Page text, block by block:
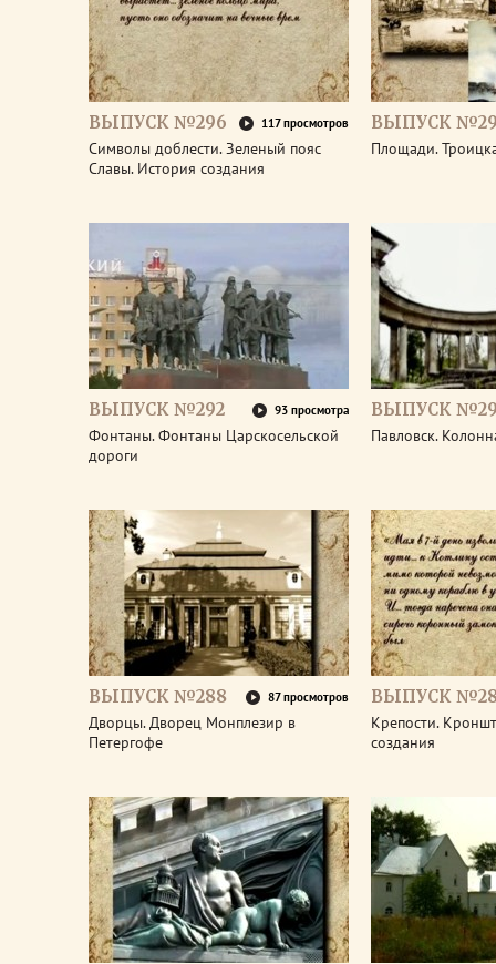
ВЫПУСК №296 117 просмотров
Символы доблести. Зеленый пояс
Славы. История создания
ВЫПУСК
Площади.
ВЫПУСК №292 93 просмотра
Фонтаны. Фонтаны Царскосельской
дороги
ВЫПУСК
Павловск.
ВЫПУСК №288 87 просмотров
Дворцы. Дворец Монплезир в
Петергофе
ВЫПУСК
Крепости.
создания